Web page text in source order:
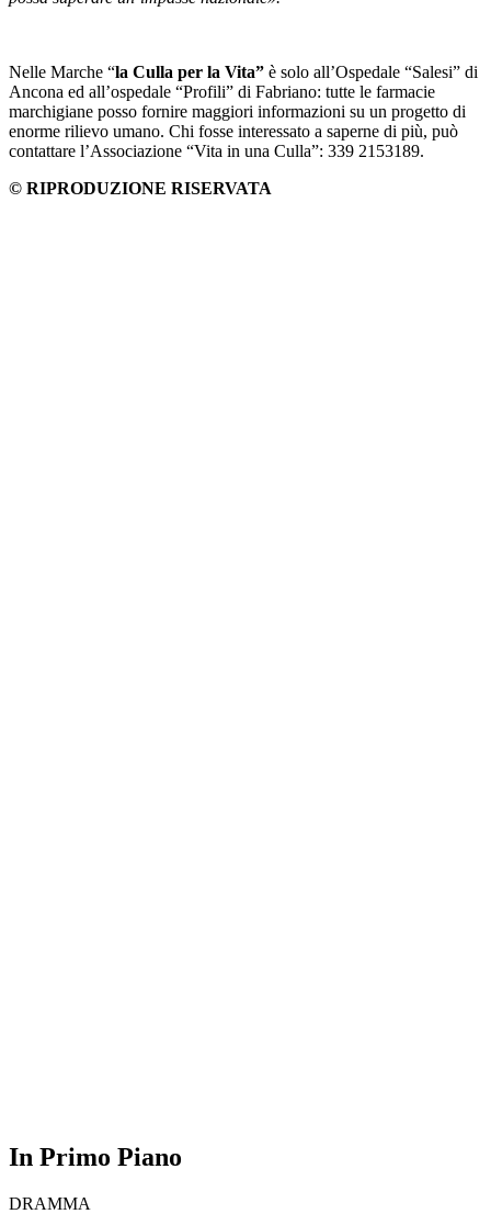
Nelle Marche “la Culla per la Vita” è solo all’Ospedale “Salesi” di
Ancona ed all’ospedale “Profili” di Fabriano: tutte le farmacie
marchigiane posso fornire maggiori informazioni su un progetto di
enorme rilievo umano. Chi fosse interessato a saperne di più, può
contattare l’Associazione “Vita in una Culla”: 339 2153189.
© RIPRODUZIONE RISERVATA
In Primo Piano
DRAMMA